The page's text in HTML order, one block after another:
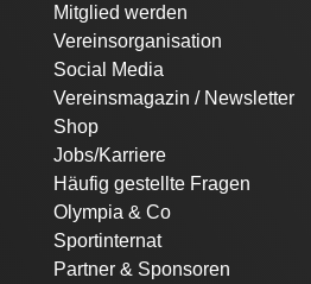
Navigation
überspringen
Mitglied werden
Vereinsorganisation
Social Media
Vereinsmagazin / Newsletter
Shop
Jobs/Karriere
Häufig gestellte Fragen
Olympia & Co
Sportinternat
Partner & Sponsoren